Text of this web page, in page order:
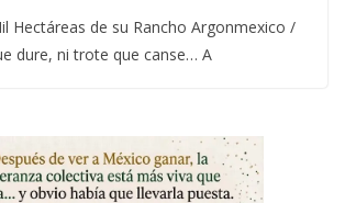
Hectáreas de su Rancho Argonmexico /
dure, ni trote que canse… A